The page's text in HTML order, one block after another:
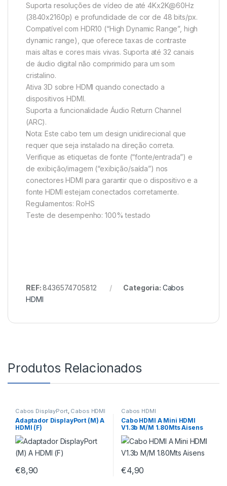
Suporta resoluções de vídeo de até 4Kx2K@60Hz
(3840x2160p) e profundidade de cor de 48 bits/px.
Compatível com HDR10 (“High Dynamic Range”, high
dynamic range), que oferece taxas de contraste
mais altas e cores mais vivas. Suporta até 32 canais
de áudio digital não comprimido para um som
cristalino.
Ativa 3D sobre HDMI quando conectado a
dispositivos HDMI.
Suporta a funcionalidade Áudio Return Channel
(ARC).
Nota: Este cabo tem um design unidirecional que
requer que seja instalado na direção correta.
Verifique as etiquetas de fonte (“fonte/entrada”) e
de exibição/imagem (“exibição/saída”) nos
conectores HDMI para garantir que o dispositivo e a
fonte HDMI estejam conectados corretamente.
Regulamentos: RoHS
Teste de desempenho: 100% testado
REF:8436574705812 Categoria: Cabos
HDMI
Produtos Relacionados
Cabos DisplayPort, Cabos HDMI
Adaptador DisplayPort (M) A
HDMI (F)
€8,90
Cabos HDMI
Cabo HDMI A Mini HDMI
V1.3b M/M 1.80Mts Aisens
€4,90